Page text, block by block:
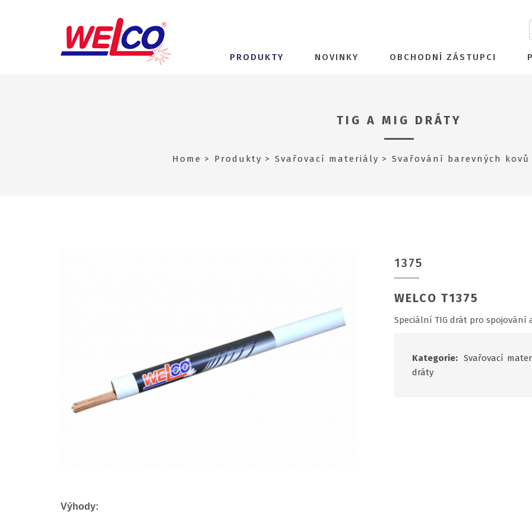
PRODUKTY NOVINKY OBCHODNÍ ZÁSTUPCI
TIG A MIG DRÁTY
Home Produkty Svařovací materiály Svařování barevných kovů
1375
WELCO T1375
Speciální TIG drát pro spojování
Kategorie: Svařovací
dráty
Výhody: